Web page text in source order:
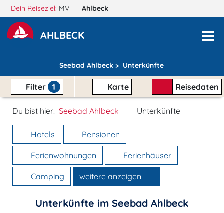
Dein Reiseziel: MV Ahlbeck
AHLBECK
Seebad Ahlbeck > Unterkünfte
Filter 1 Karte Reisedaten
Du bist hier: Seebad Ahlbeck Unterkünfte
Hotels Pensionen
Ferienwohnungen Ferienhäuser
Camping weitere anzeigen
Unterkünfte im Seebad Ahlbeck